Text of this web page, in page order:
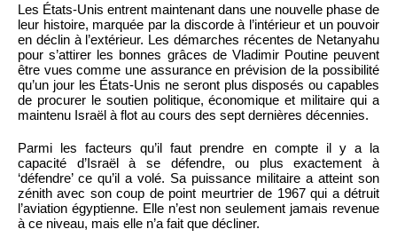
Les États-Unis entrent maintenant dans une nouvelle phase de
leur histoire, marquée par la discorde à l’intérieur et un pouvoir
en déclin à l’extérieur. Les démarches récentes de Netanyahu
pour s’attirer les bonnes grâces de Vladimir Poutine peuvent
être vues comme une assurance en prévision de la possibilité
qu’un jour les États-Unis ne seront plus disposés ou capables
de procurer le soutien politique, économique et militaire qui a
maintenu Israël à flot au cours des sept dernières décennies.
Parmi les facteurs qu’il faut prendre en compte il y a la
capacité d’Israël à se défendre, ou plus exactement à
‘défendre’ ce qu’il a volé. Sa puissance militaire a atteint son
zénith avec son coup de point meurtrier de 1967 qui a détruit
l’aviation égyptienne. Elle n’est non seulement jamais revenue
à ce niveau, mais elle n’a fait que décliner.